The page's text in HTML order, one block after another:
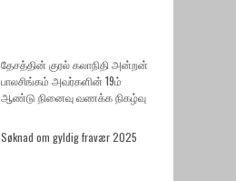
தேசத்தின் குரல் கலாநிதி அன்றன்
பாலசிங்கம் அவர்களின் 19ம்
ஆண்டு நினைவு வணக்க நிகழ்வு
Søknad om gyldig fravær 2025